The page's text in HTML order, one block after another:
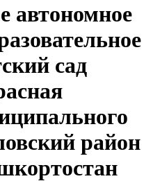
автономное
сад
район